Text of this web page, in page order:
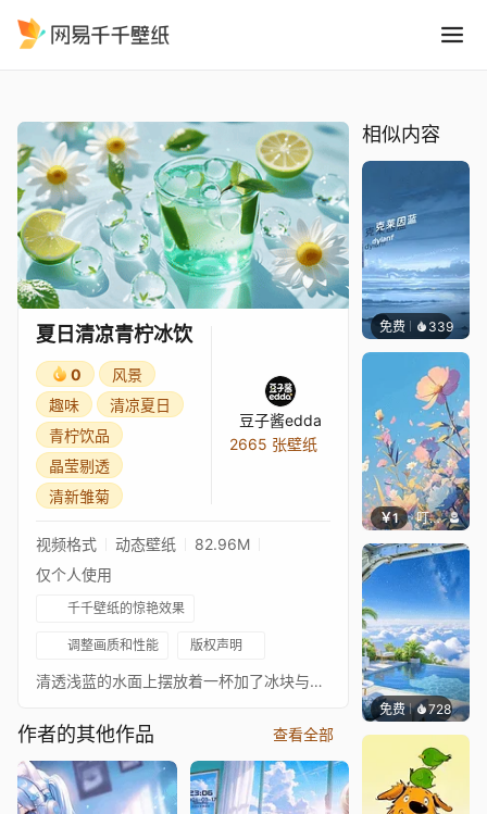
夏日清凉青柠冰饮
0
风景
趣味
清凉夏日
青柠饮品
晶莹剔透
清新雏菊
豆子酱edda
2665 张壁纸
视频格式 动态壁纸
82.96M
仅个人使用
千千壁纸的惊艳效果
调整画质和性能 版权声明
清透浅蓝的水面上摆放着一杯加了冰块与青柠的冰饮，周围点缀着小雏菊与青柠片，整体清透清凉，满是清新夏日感。
作者的其他作品 查看全部
相似内容
免费 339冰茶Ln
￥1 叮叮当当
免费 728豆子